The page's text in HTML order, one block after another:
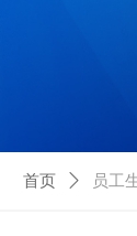
首页 ꄲ 员工